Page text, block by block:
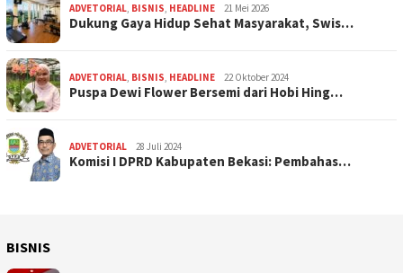
ADVETORIAL, BISNIS, HEADLINE 21 Mei 2026
Dukung Gaya Hidup Sehat Masyarakat, Swis…
ADVETORIAL, BISNIS, HEADLINE 22 Oktober 2024
Puspa Dewi Flower Bersemi dari Hobi Hing…
ADVETORIAL 28 Juli 2024
Komisi I DPRD Kabupaten Bekasi: Pembahas…
BISNIS